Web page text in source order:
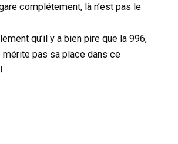
complétement, là n’est pas le
qu’il y a bien pire que la 996,
mérite pas sa place dans ce